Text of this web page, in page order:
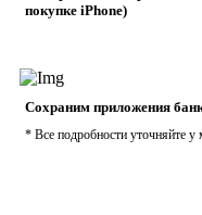
покупке iPhone)
Сохраним приложения
* Все подробности уточняйте у